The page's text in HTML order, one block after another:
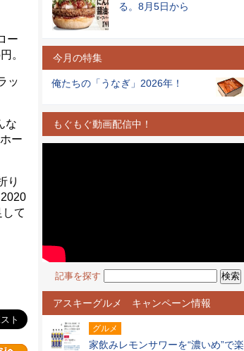
ー
。
ッ
な
ー
り
て
る。8月5日から
今月の特集
俺たちの「うなぎ」2026年！
もぐもぐ動画配信中！
記事を探す
アスキーグルメ キャンペーン情報
グルメ
家飲みレモンサワーを“濃いめ”で楽